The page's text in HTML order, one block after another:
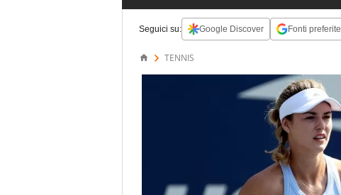
Seguici su: Google Discover Fonti preferite
TENNIS